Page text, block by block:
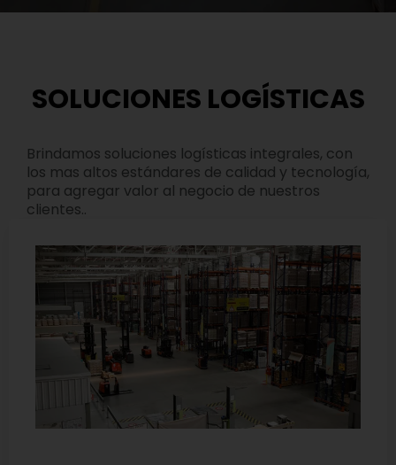
SOLUCIONES LOGÍSTICAS
Brindamos soluciones logísticas integrales, con
los mas altos estándares de calidad y tecnología,
para agregar valor al negocio de nuestros
clientes..